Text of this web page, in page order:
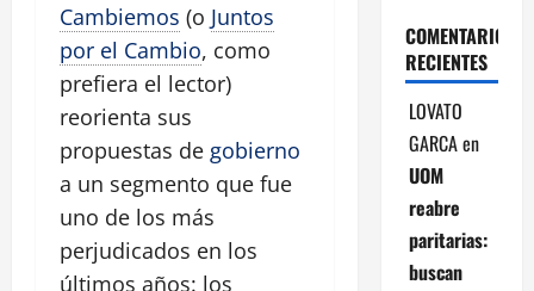
Cambiemos (o Juntos
por el Cambio, como
prefiera el lector)
reorienta sus
propuestas de gobierno
a un segmento que fue
uno de los más
perjudicados en los
últimos años: los
COMENTARIOS
RECIENTES
LOVATO
GARCAen
UOM
reabre
paritarias:
buscan